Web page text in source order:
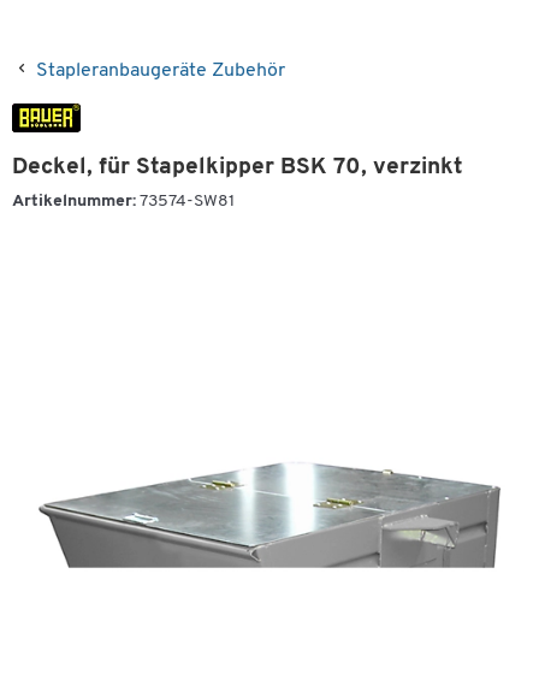
Stapleranbaugeräte Zubehör
Deckel, für Stapelkipper BSK 70, verzinkt
Artikelnummer: 73574-SW81